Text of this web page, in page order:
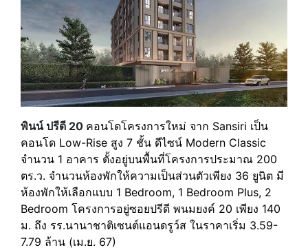
พินน์ ปรีดี 20 คอนโดโครงการใหม่ จาก Sansiri เป็น
คอนโด Low-Rise สูง 7 ชั้น ดีไซน์ Modern Classic
จำนวน 1 อาคาร ตั้งอยู่บนพื้นที่โครงการประมาณ 200
ตร.ว. จำนวนห้องพักให้ความเป็นส่วนตัวเพียง 36 ยูนิต มี
ห้องพักให้เลือกแบบ 1 Bedroom, 1 Bedroom Plus, 2
Bedroom โครงการอยู่ซอยปรีดี พนมยงค์ 20 เพียง 140
ม. ถึง รร.นานาชาติเซนต์แอนดรูว์ส ในราคาเริ่ม 3.59-
7.79 ล้าน (เม.ย. 67)